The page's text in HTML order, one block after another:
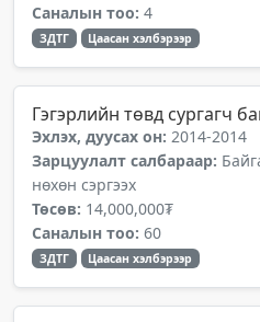
Саналын тоо: 4
ЗДТГ Цаасан хэлбэрээр
Гэгэрлийн төвд сургагч
Эхлэх, дуусах он: 2014-2014
Зарцуулалт салбараар:
нөхөн сэргээх
Төсөв: 14,000,000₮
Саналын тоо: 60
ЗДТГ Цаасан хэлбэрээр